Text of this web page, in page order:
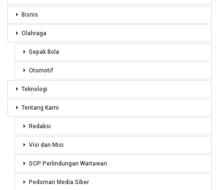
Bisnis
Olahraga
Sepak Bola
Otomotif
Teknologi
Tentang Kami
Redaksi
Visi dan Misi
SOP Perlindungan Wartawan
Pedoman Media Siber